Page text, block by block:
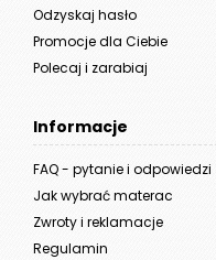
Odzyskaj hasło
Promocje dla Ciebie
Polecaj i zarabiaj
Informacje
FAQ - pytanie i odpowiedzi
Jak wybrać materac
Zwroty i reklamacje
Regulamin